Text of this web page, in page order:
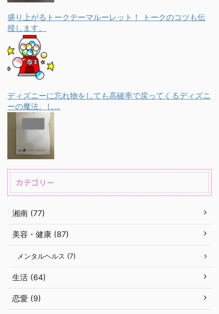
盛り上がるトークテーマルーレット！ トークのコツも伝
授します。
ディズニーに忘れ物をしても高確率で戻ってくるディズニ
ーの魔法。し...
カテゴリー
湘南 (77)
美容・健康 (87)
メンタルヘルス (7)
生活 (64)
恋愛 (9)